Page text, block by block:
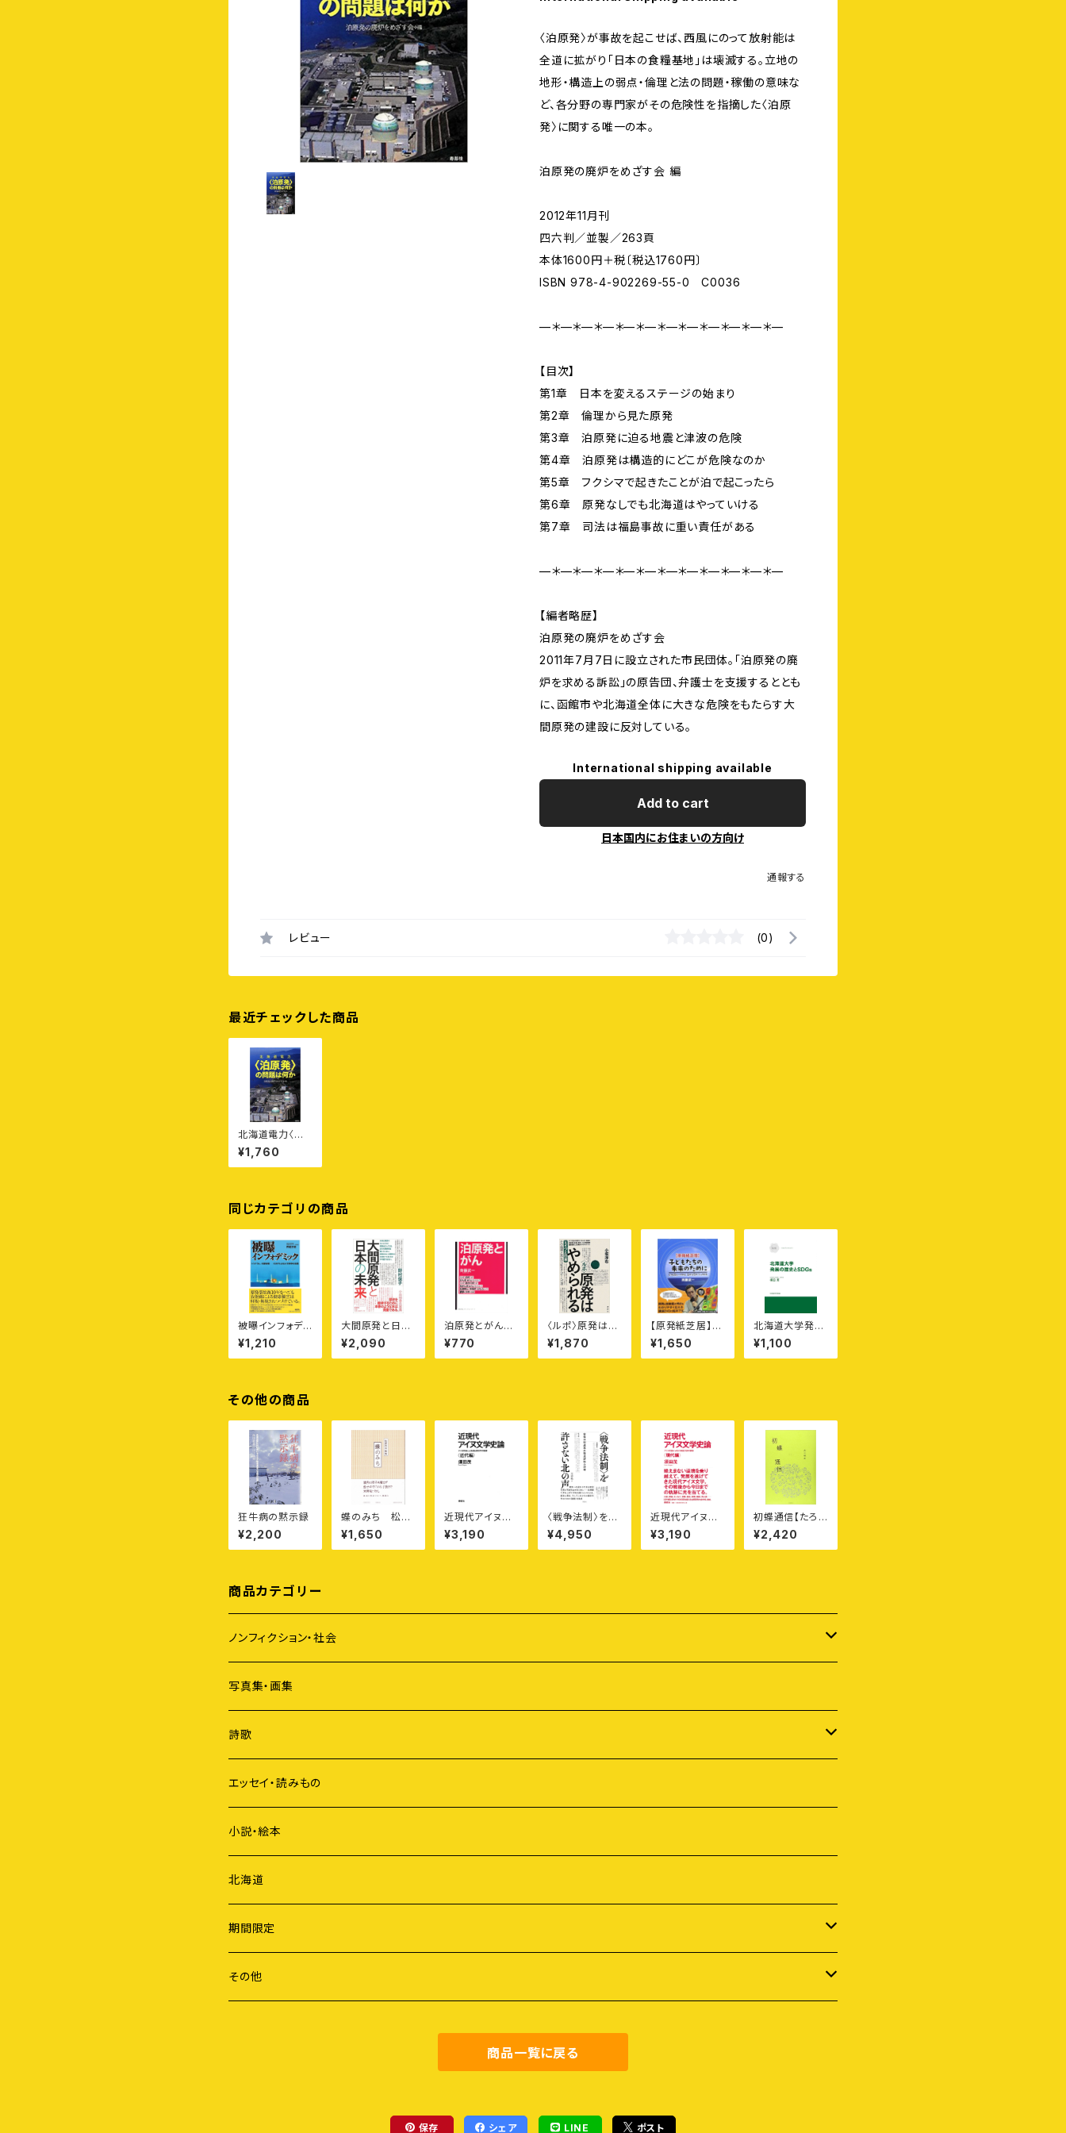
〈泊原発〉が事故を起こせば、西風にのって放射能は
全道に拡がり「日本の食糧基地」は壊滅する。立地の
地形・構造上の弱点・倫理と法の問題・稼働の意味な
ど、各分野の専門家がその危険性を指摘した〈泊原
発〉に関する唯一の本。
泊原発の廃炉をめざす会 編
2012年11月刊
四六判／並製／263頁
本体1600円＋税〔税込1760円〕
ISBN 978-4-902269-55-0 C0036
—＊—＊—＊—＊—＊—＊—＊—＊—＊—＊—＊—
【目次】
第1章 日本を変えるステージの始まり
第2章 倫理から見た原発
第3章 泊原発に迫る地震と津波の危険
第4章 泊原発は構造的にどこが危険なのか
第5章 フクシマで起きたことが泊で起こったら
第6章 原発なしでも北海道はやっていける
第7章 司法は福島事故に重い責任がある
—＊—＊—＊—＊—＊—＊—＊—＊—＊—＊—＊—
【編者略歴】
泊原発の廃炉をめざす会
2011年7月7日に設立された市民団体。「泊原発の廃
炉を求める訴訟」の原告団、弁護士を支援するととも
に、函館市や北海道全体に大きな危険をもたらす大
間原発の建設に反対している。
International shipping available
Add to cart
日本国内にお住まいの方向け
通報する
レビュー (0)
最近チェックした商品
北海道電力〈泊
原発〉の問題は
何か
¥1,760
同じカテゴリの商品
被曝インフォデミ
ック
¥1,210
大間原発と日本
の未来
¥2,090
泊原発とがん
［寿郎社ブックレ
ット1］
¥770
〈ルポ〉原発はや
められる——ド
イツと日本
¥1,870
【原発紙芝居】子
どもたちの未来
のために——と
ても悲しいけれ
¥1,650
北海道大学発展
の歴史とSDGs
［エルムブックレ
ット1］
¥1,100
その他の商品
狂牛病の黙示録
¥2,200
蝶のみち 松原
浩子歌集［北海
道くらしのうた1］
¥1,650
近現代アイヌ文
学史論⸺アイヌ
民族による日本
語文学の軌跡
¥3,190
〈戦争法制〉を許
さない北の声
——安保法制違
憲北海道訴訟の
¥4,950
近現代アイヌ文
学史論⸺アイヌ
民族による日本
語文学の軌跡
¥3,190
初蝶通信【たろ
はなびとの本】
¥2,420
商品カテゴリー
ノンフィクション・社会
アイヌ
原発
ジェンダー
歴史
国際社会
ライフスタイル
労働
写真集・画集
詩歌
短歌
俳句
詩
エッセイ・読みもの
小説・絵本
北海道
期間限定
謝恩セール
その他
商品一覧に戻る
保存 シェア LINE ポスト